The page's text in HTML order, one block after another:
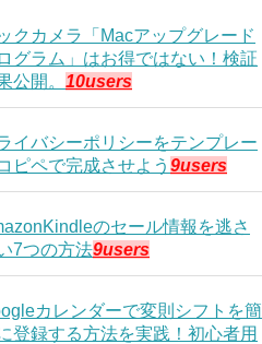
クカメラ「Macアップグレード
グラム」はお得ではない！検証
公開。 10users
イバシーポリシーをテンプレー
ピペで完成させよう 9users
のセール情報を逃さ
7つの方法9users
カレンダーで変則シフトを簡
登録する方法を実践！初心者用